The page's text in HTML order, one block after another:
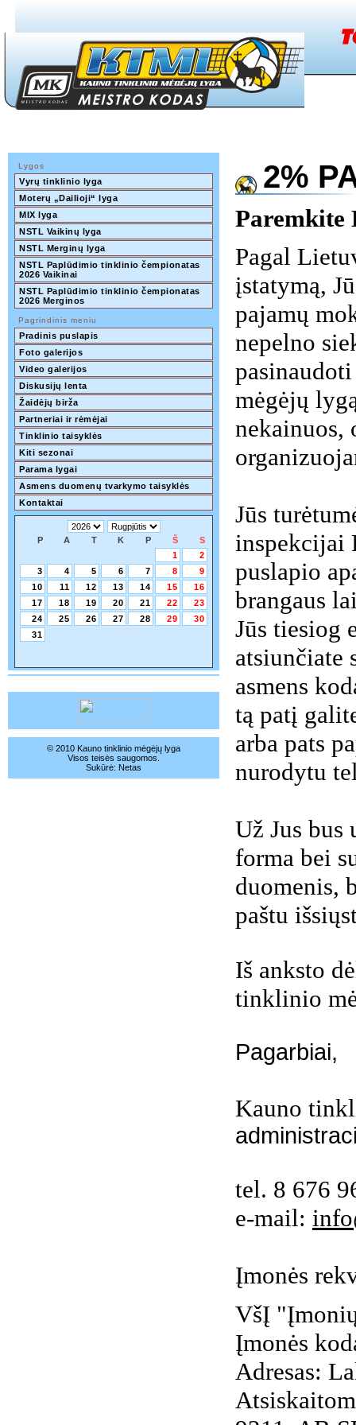
Lygos
Vyrų tinklinio lyga
Moterų „Dailioji“ lyga
MIX lyga
NSTL Vaikinų lyga
NSTL Merginų lyga
NSTL Paplūdimio tinklinio čempionatas
2026 Vaikinai
NSTL Paplūdimio tinklinio čempionatas
2026 Merginos
Pagrindinis meniu
Pradinis puslapis
Foto galerijos
Video galerijos
Diskusijų lenta
Žaidėjų birža
Partneriai ir rėmėjai
Tinklinio taisyklės
Kiti sezonai
Parama lygai
Asmens duomenų tvarkymo taisyklės
Kontaktai
P A T K P Š
S
1
2
3
4 5 6 7 8
9
10
11 12 13 14 15
16
17
18 19 20 21 22
23
24
25 26 27 28 29
30
31
© 2010 Kauno tinklinio mėgėjų lyga
Visos teisės saugomos.
Sukūrė: Netas
2%
Paremkite
Pagal
įstatymą,
pajamų
nepelno
mėgėjų
nekainuos,
Jūs
inspekcijai
puslapio
brangaus
Jūs tiesiog
atsiunčiate
asmens
tą patį
arba pats
nurodytu
Už Jus bus
forma bei
duomenis,
paštu
Iš anksto
tinklinio
Pagarbiai,
Kauno
tel. 8 676
e-mail:
Įmonės
VšĮ
Įmonės
Adresas: